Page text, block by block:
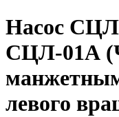
Насос
СЦЛ-01А
левого